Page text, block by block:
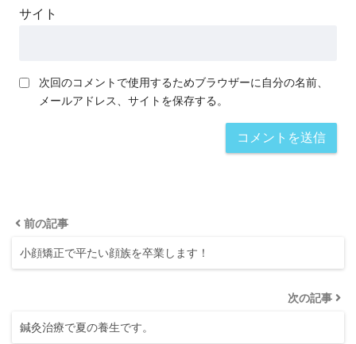
サイト
次回のコメントで使用するためブラウザーに自分の名前、
メールアドレス、サイトを保存する。
前の記事
小顔矯正で平たい顔族を卒業します！
次の記事
鍼灸治療で夏の養生です。